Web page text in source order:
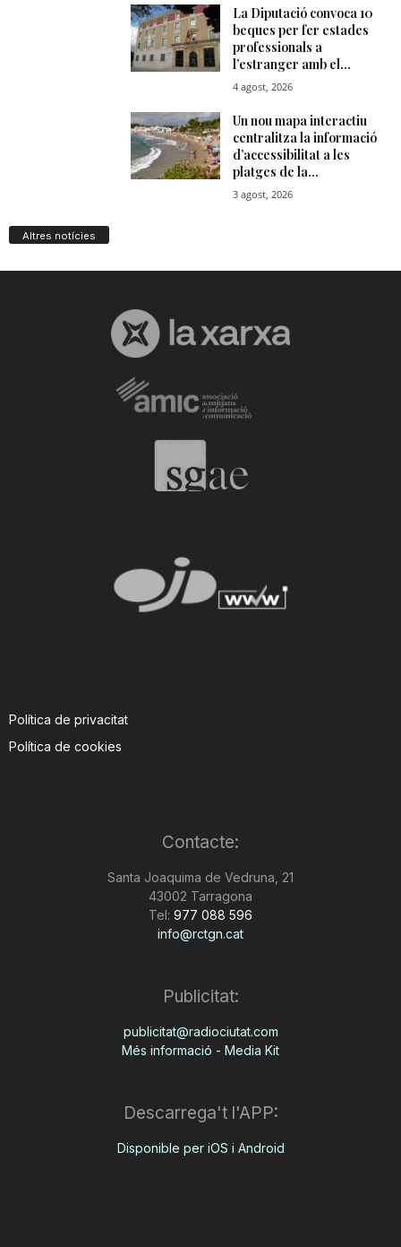
Altres notícies
Política de privacitat
Política de cookies
Contacte:
Santa Joaquima de Vedruna, 21
43002 Tarragona
Tel: 977 088 596
info@rctgn.cat
Publicitat:
publicitat@radiociutat.com
Més informació - Media Kit
Descarrega't l'APP:
Disponible per iOS i Android